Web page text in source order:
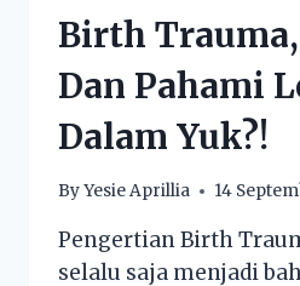
Birth
Dan Pahami
Dalam Yuk?!
ByYesie Aprillia 14
Pengertian Birth
selalu saja menjadi